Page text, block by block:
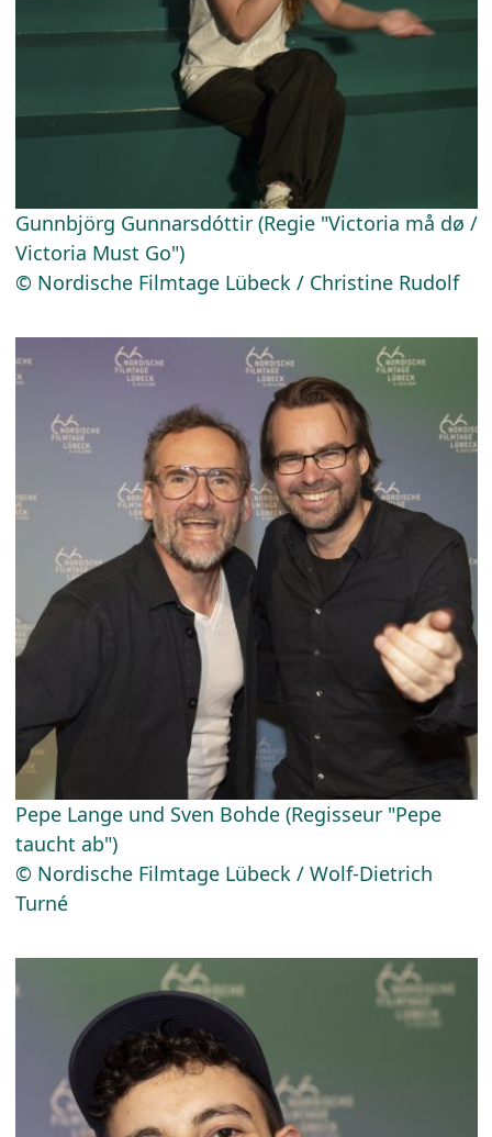
Gunnbjörg Gunnarsdóttir (Regie "Victoria må dø /
Victoria Must Go")
© Nordische Filmtage Lübeck / Christine Rudolf
Pepe Lange und Sven Bohde (Regisseur "Pepe
taucht ab")
© Nordische Filmtage Lübeck / Wolf-Dietrich
Turné